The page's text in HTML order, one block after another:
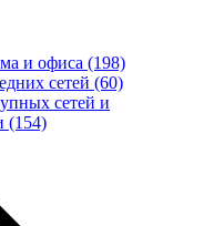
и офиса (198)
сетей (60)
сетей и
(154)